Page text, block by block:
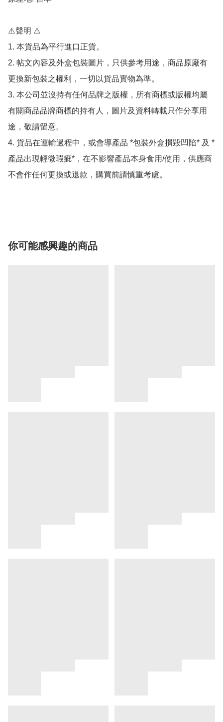
⚠️聲明 ⚠️
1. 本貨品為平行進口正貨。
2. 帖文內容及外盒包裝圖片，只供參考用途，商品原廠有
更換新包裝之權利，一切以貨品實物為準。
3. 本公司並沒持有任何品牌之版權，所有商標或版權均屬
有關商品品牌商標的持有人，圖片及資料轉載只作分享用
途，敬請留意。
4. 貨品在運輸過程中，或會導產品 *包裝外盒損毀凹陷* 及 *
產品出現輕微瑕疵*，在不影響產品本身食用/使用，供應商
不會作任何更換或退款，購買前請慎重考慮。
你可能感興趣的商品